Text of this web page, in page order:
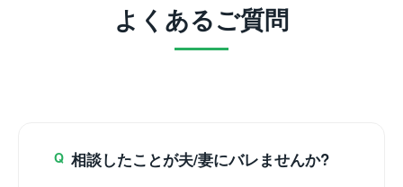
よくあるご質問
Q 相談したことが夫/妻にバレませんか?